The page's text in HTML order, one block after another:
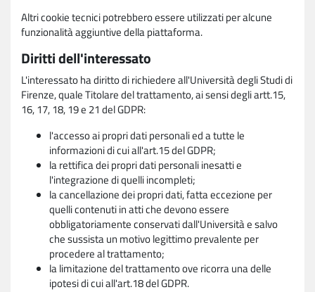
Altri cookie tecnici potrebbero essere utilizzati per alcune
funzionalità aggiuntive della piattaforma.
Diritti dell'interessato
L'interessato ha diritto di richiedere all'Università degli Studi di
Firenze, quale Titolare del trattamento, ai sensi degli artt.15,
16, 17, 18, 19 e 21 del GDPR:
l'accesso ai propri dati personali ed a tutte le
informazioni di cui all'art.15 del GDPR;
la rettifica dei propri dati personali inesatti e
l'integrazione di quelli incompleti;
la cancellazione dei propri dati, fatta eccezione per
quelli contenuti in atti che devono essere
obbligatoriamente conservati dall'Università e salvo
che sussista un motivo legittimo prevalente per
procedere al trattamento;
la limitazione del trattamento ove ricorra una delle
ipotesi di cui all'art.18 del GDPR.